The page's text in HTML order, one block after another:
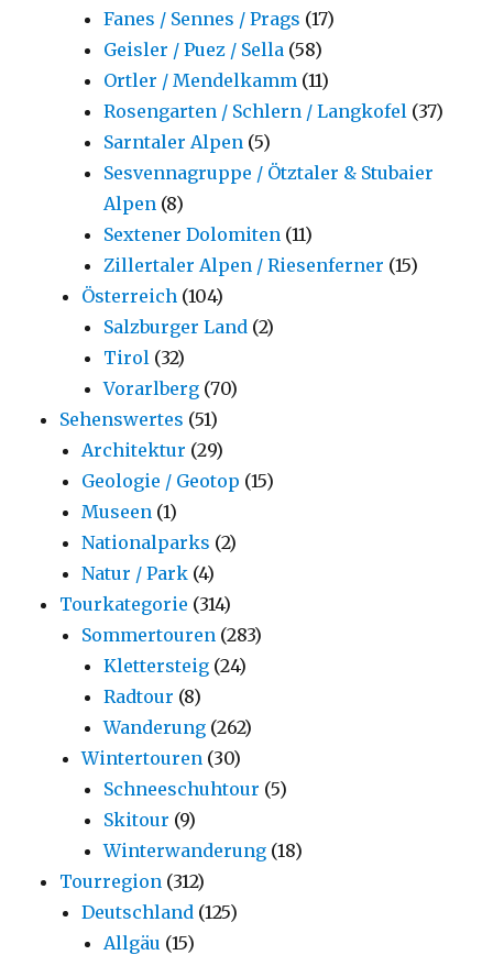
Fanes / Sennes / Prags (17)
Geisler / Puez / Sella (58)
Ortler / Mendelkamm (11)
Rosengarten / Schlern / Langkofel (37)
Sarntaler Alpen (5)
Sesvennagruppe / Ötztaler & Stubaier
Alpen (8)
Sextener Dolomiten (11)
Zillertaler Alpen / Riesenferner (15)
Österreich (104)
Salzburger Land (2)
Tirol (32)
Vorarlberg (70)
Sehenswertes (51)
Architektur (29)
Geologie / Geotop (15)
Museen (1)
Nationalparks (2)
Natur / Park (4)
Tourkategorie (314)
Sommertouren (283)
Klettersteig (24)
Radtour (8)
Wanderung (262)
Wintertouren (30)
Schneeschuhtour (5)
Skitour (9)
Winterwanderung (18)
Tourregion (312)
Deutschland (125)
Allgäu (15)